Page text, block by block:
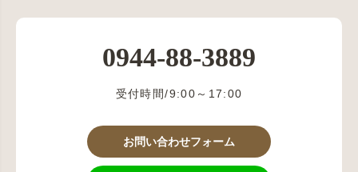
0944-88-3889
受付時間/9:00～17:00
お問い合わせフォーム